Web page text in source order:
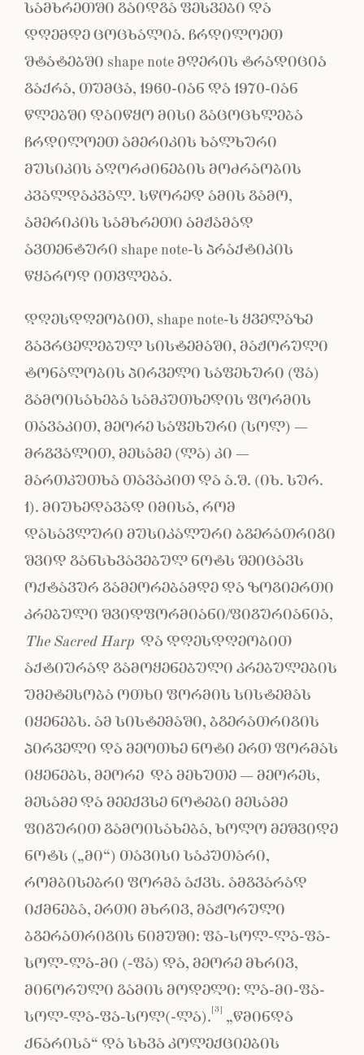
სამხრეთში გაიდგა ფესვები და
დღემდე ცოცხალია. ჩრდილოეთ
შტატებში shape note მღერის ტრადიცია
გაქრა, თუმცა, 1960-იან და 1970-იან
წლებში დაიწყო მისი გაცოცხლება
ჩრდილოეთ ამერიკის ხალხური
მუსიკის აღორძინების მოძრაობის
კვალდაკვალ. სწორედ ამის გამო,
ამერიკის სამხრეთი ამჟამად
ავთენტური shape note-ს პრაქტიკის
წყაროდ ითვლება.
დღესდღეობით, shape note-ს ყველაზე
გავრცელებულ სისტემაში, მაჟორული
ტონალობის პირველი საფეხური (ფა)
გამოისახება სამკუთხედის ფორმის
თავაკით, მეორე საფეხური (სოლ) −
მრგვალით, მესამე (ლა) კი −
მართკუთხა თავაკით და ა.შ. (იხ. სურ.
1). მიუხედავად იმისა, რომ
დასავლური მუსიკალური ბგერათრიგი
შვიდ განსხვავებულ ნოტს შეიცავს
ოქტავურ გამეორებამდე და ზოგიერთი
კრებული შვიდფორმიანი/ფიგურიანია,
The Sacred Harp და დღესდღეობით
აქტიურად გამოყენებული კრებულების
უმეტესობა ოთხი ფორმის სისტემას
იყენებს. ამ სისტემაში, ბგერათრიგის
პირველი და მეოთხე ნოტი ერთ ფორმას
იყენებს, მეორე და მეხუთე − მეორეს,
მესამე და მეექვსე ნოტები მესამე
ფიგურით გამოისახება, ხოლო მეშვიდე
ნოტს („მი“) თავისი საკუთარი,
რომბისებრი ფორმა აქვს. ამგვარად
იქმნება, ერთი მხრივ, მაჟორული
ბგერათრიგის ნიმუში: ფა-სოლ-ლა-ფა-
სოლ-ლა-მი (-ფა) და, მეორე მხრივ,
მინორული გამის მოდელი: ლა-მი-ფა-
სოლ-ლა-ფა-სოლ(-ლა). [3] „წმინდა
ქნარისა“ და სხვა კოლექციების